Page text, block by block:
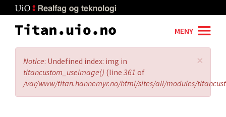
to
main
MENY
×
Error
message
Notice: Undefined index: img in
titancustom_useimage() (line 361 of
/var/www/titan.hannemyr.no/html/sites/all/modules/